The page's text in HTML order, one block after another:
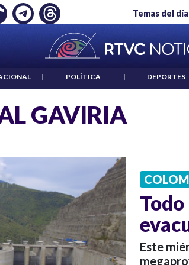
Temas del
UN CRIMEN": CARTA DE BETO CORAL
| POLÍTICA | DEPORTES
GAVIRIA
Este